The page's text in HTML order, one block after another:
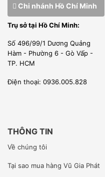
Hình ảnh bên trong máy
–Máy thái rau củ quả
–
Nhờ vào tốc độ cao,
–Lưỡi dao sắc bén có
Chi nhánh Hồ Chí Minh
Trụ sở tại Hồ Chí Minh:
Số 496/99/1 Dương Quảng
Hàm - Phường 6 - Gò Vấp -
TP. HCM
Điện thoại: 0936.005.828
THÔNG TIN
Về chúng tôi
Tại sao mua hàng Vũ Gia Phát